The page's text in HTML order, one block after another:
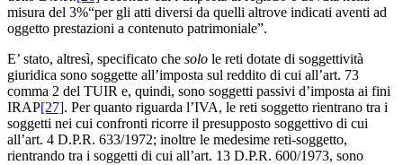
misura del 3%“per gli atti diversi da quelli altrove indicati aventi ad
oggetto prestazioni a contenuto patrimoniale”.
E’ stato, altresì, specificato che solo le reti dotate di soggettività
giuridica sono soggette all’imposta sul reddito di cui all’art. 73
comma 2 del TUIR e, quindi, sono soggetti passivi d’imposta ai fini
IRAP[27]. Per quanto riguarda l’IVA, le reti soggetto rientrano tra i
soggetti nei cui confronti ricorre il presupposto soggettivo di cui
all’art. 4 D.P.R. 633/1972; inoltre le medesime reti-soggetto,
rientrando tra i soggetti di cui all’art. 13 D.P.R. 600/1973, sono